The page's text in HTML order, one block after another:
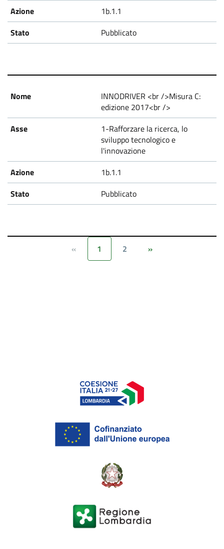
1b.1.1
Pubblicato
INNODRIVER <br />Misura C:
edizione 2017<br />
1-Rafforzare la ricerca, lo
sviluppo tecnologico e
l'innovazione
1b.1.1
Pubblicato
« 1 2 »